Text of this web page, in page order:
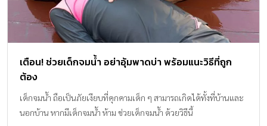
เตือน! ช่วยเด็กจมน้ำ อย่าอุ้มพาดบ่า พร้อมแนะวิธีที่ถูก
ต้อง
เด็กจมน้ำ ถือเป็นภัยเงียบที่คุกคามเด็ก ๆ สามารถเกิดได้ทั้งที่บ้านและ
นอกบ้าน หากมีเด็กจมน้ำ ห้าม ช่วยเด็กจมน้ำ ด้วยวิธีนี้